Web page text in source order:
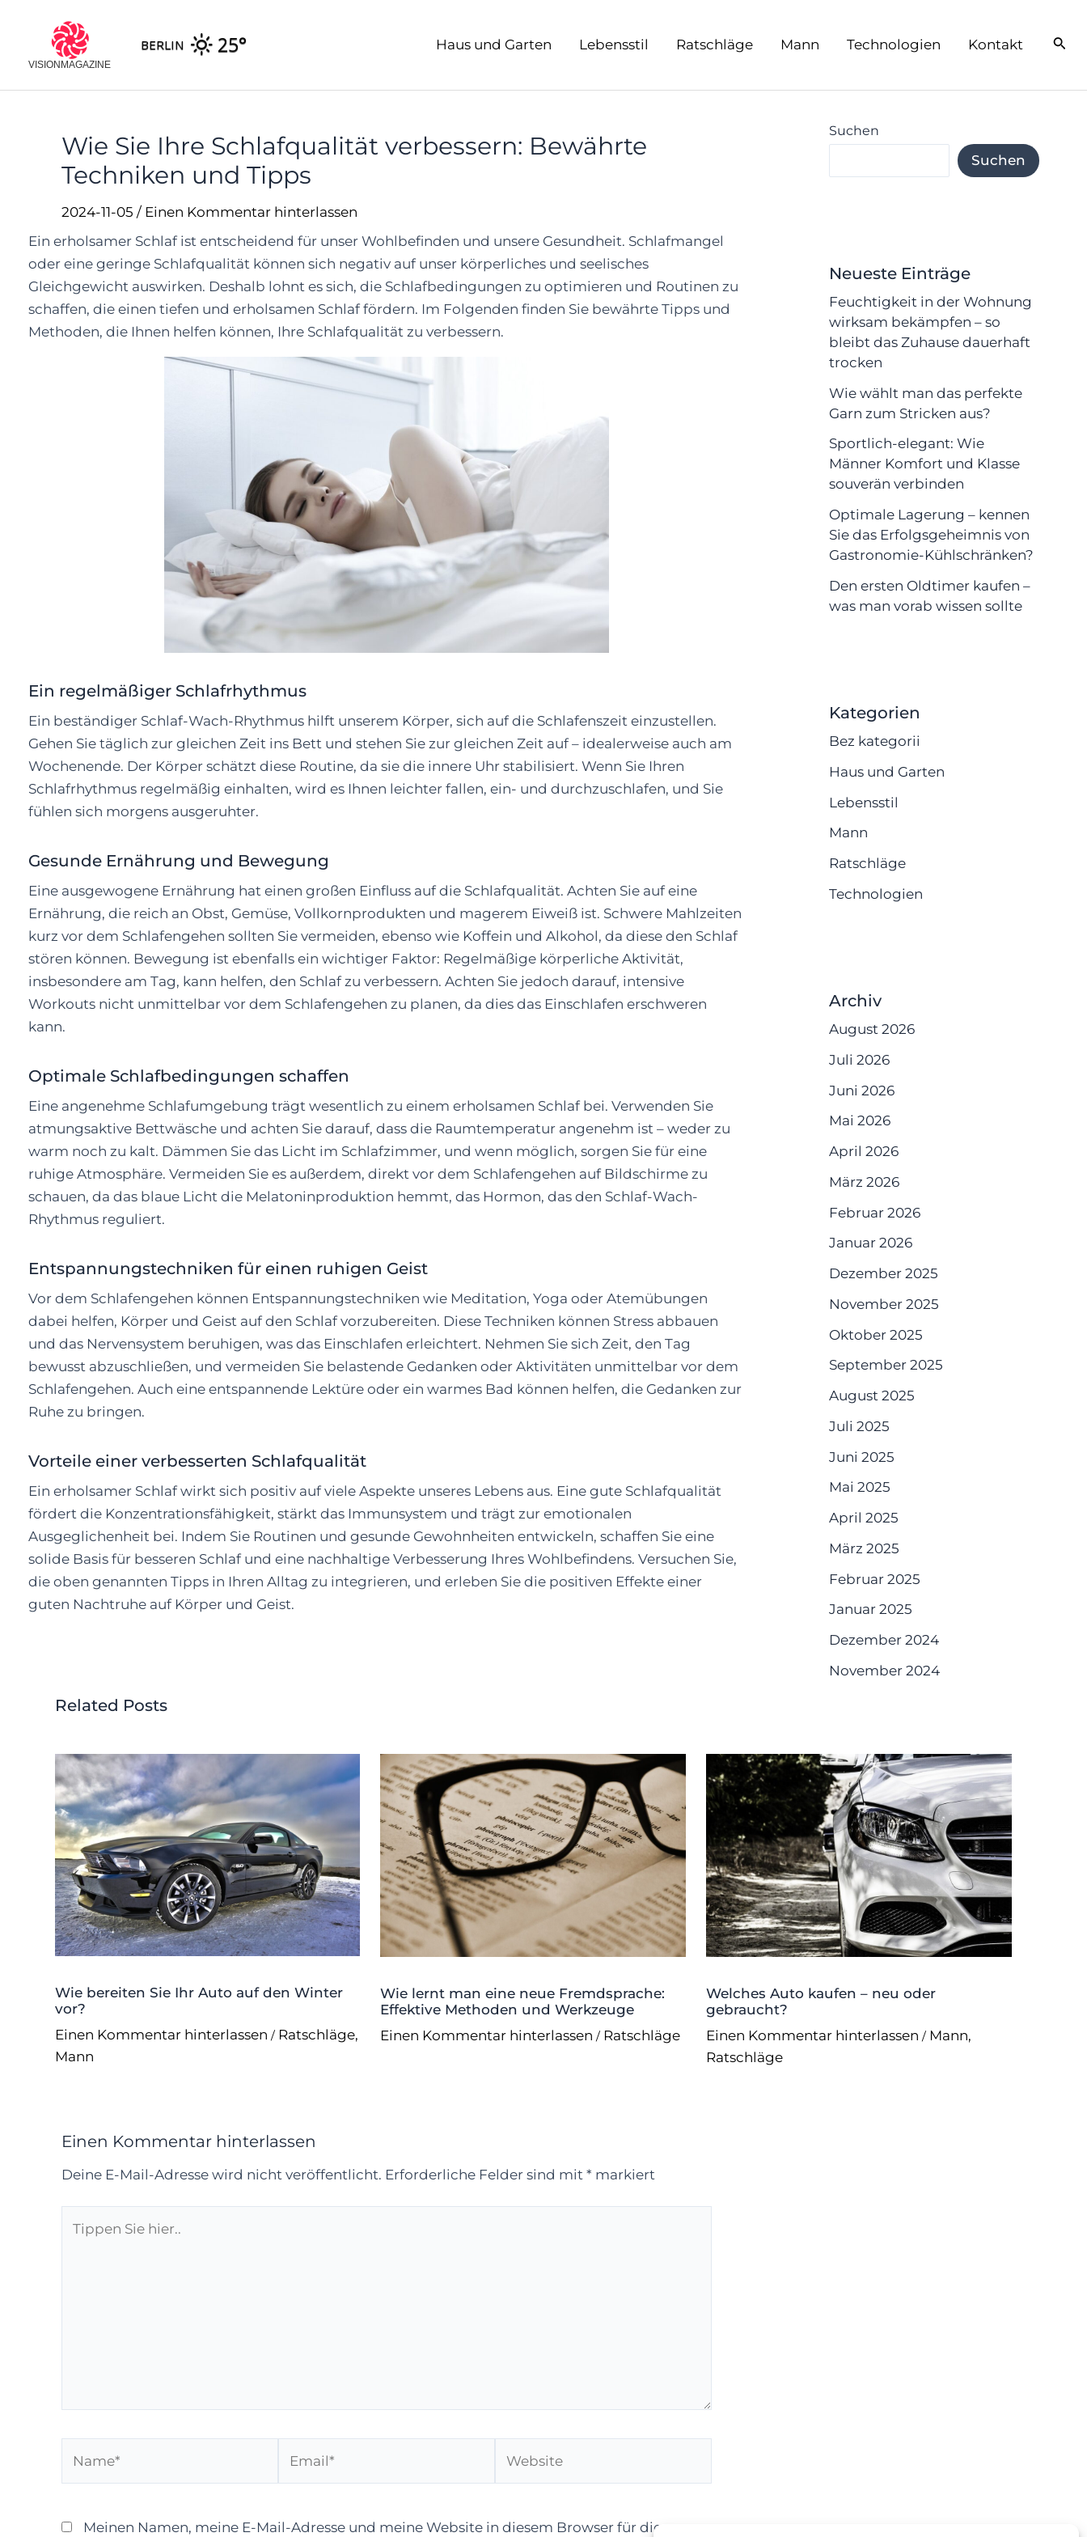
BERLIN 25° Haus und Garten Lebensstil Ratschläge Mann Technologien Kontakt
Wie Sie Ihre Schlafqualität verbessern: Bewährte
Techniken und Tipps
2024-11-05 / Einen Kommentar hinterlassen
Ein erholsamer Schlaf ist entscheidend für unser Wohlbefinden und unsere Gesundheit. Schlafmangel
oder eine geringe Schlafqualität können sich negativ auf unser körperliches und seelisches
Gleichgewicht auswirken. Deshalb lohnt es sich, die Schlafbedingungen zu optimieren und Routinen zu
schaffen, die einen tiefen und erholsamen Schlaf fördern. Im Folgenden finden Sie bewährte Tipps und
Methoden, die Ihnen helfen können, Ihre Schlafqualität zu verbessern.
Ein regelmäßiger Schlafrhythmus
Ein beständiger Schlaf-Wach-Rhythmus hilft unserem Körper, sich auf die Schlafenszeit einzustellen.
Gehen Sie täglich zur gleichen Zeit ins Bett und stehen Sie zur gleichen Zeit auf – idealerweise auch am
Wochenende. Der Körper schätzt diese Routine, da sie die innere Uhr stabilisiert. Wenn Sie Ihren
Schlafrhythmus regelmäßig einhalten, wird es Ihnen leichter fallen, ein- und durchzuschlafen, und Sie
fühlen sich morgens ausgeruhter.
Gesunde Ernährung und Bewegung
Eine ausgewogene Ernährung hat einen großen Einfluss auf die Schlafqualität. Achten Sie auf eine
Ernährung, die reich an Obst, Gemüse, Vollkornprodukten und magerem Eiweiß ist. Schwere Mahlzeiten
kurz vor dem Schlafengehen sollten Sie vermeiden, ebenso wie Koffein und Alkohol, da diese den Schlaf
stören können. Bewegung ist ebenfalls ein wichtiger Faktor: Regelmäßige körperliche Aktivität,
insbesondere am Tag, kann helfen, den Schlaf zu verbessern. Achten Sie jedoch darauf, intensive
Workouts nicht unmittelbar vor dem Schlafengehen zu planen, da dies das Einschlafen erschweren
kann.
Optimale Schlafbedingungen schaffen
Eine angenehme Schlafumgebung trägt wesentlich zu einem erholsamen Schlaf bei. Verwenden Sie
atmungsaktive Bettwäsche und achten Sie darauf, dass die Raumtemperatur angenehm ist – weder zu
warm noch zu kalt. Dämmen Sie das Licht im Schlafzimmer, und wenn möglich, sorgen Sie für eine
ruhige Atmosphäre. Vermeiden Sie es außerdem, direkt vor dem Schlafengehen auf Bildschirme zu
schauen, da das blaue Licht die Melatoninproduktion hemmt, das Hormon, das den Schlaf-Wach-
Rhythmus reguliert.
Entspannungstechniken für einen ruhigen Geist
Vor dem Schlafengehen können Entspannungstechniken wie Meditation, Yoga oder Atemübungen
dabei helfen, Körper und Geist auf den Schlaf vorzubereiten. Diese Techniken können Stress abbauen
und das Nervensystem beruhigen, was das Einschlafen erleichtert. Nehmen Sie sich Zeit, den Tag
bewusst abzuschließen, und vermeiden Sie belastende Gedanken oder Aktivitäten unmittelbar vor dem
Schlafengehen. Auch eine entspannende Lektüre oder ein warmes Bad können helfen, die Gedanken zur
Ruhe zu bringen.
Vorteile einer verbesserten Schlafqualität
Ein erholsamer Schlaf wirkt sich positiv auf viele Aspekte unseres Lebens aus. Eine gute Schlafqualität
fördert die Konzentrationsfähigkeit, stärkt das Immunsystem und trägt zur emotionalen
Ausgeglichenheit bei. Indem Sie Routinen und gesunde Gewohnheiten entwickeln, schaffen Sie eine
solide Basis für besseren Schlaf und eine nachhaltige Verbesserung Ihres Wohlbefindens. Versuchen Sie,
die oben genannten Tipps in Ihren Alltag zu integrieren, und erleben Sie die positiven Effekte einer
guten Nachtruhe auf Körper und Geist.
Related Posts
Wie bereiten Sie Ihr Auto auf den Winter
vor?
Einen Kommentar hinterlassen / Ratschläge,
Mann
Wie lernt man eine neue Fremdsprache:
Effektive Methoden und Werkzeuge
Einen Kommentar hinterlassen / Ratschläge
Welches Auto kaufen – neu oder
gebraucht?
Einen Kommentar hinterlassen / Mann,
Ratschläge
Einen Kommentar hinterlassen
Deine E-Mail-Adresse wird nicht veröffentlicht. Erforderliche Felder sind mit * markiert
Meinen Namen, meine E-Mail-Adresse und meine Website in diesem Browser für die
Suchen
Suchen
Neueste Einträge
Feuchtigkeit in der Wohnung
wirksam bekämpfen – so
bleibt das Zuhause dauerhaft
trocken
Wie wählt man das perfekte
Garn zum Stricken aus?
Sportlich-elegant: Wie
Männer Komfort und Klasse
souverän verbinden
Optimale Lagerung – kennen
Sie das Erfolgsgeheimnis von
Gastronomie-Kühlschränken?
Den ersten Oldtimer kaufen –
was man vorab wissen sollte
Kategorien
Bez kategorii
Haus und Garten
Lebensstil
Mann
Ratschläge
Technologien
Archiv
August 2026
Juli 2026
Juni 2026
Mai 2026
April 2026
März 2026
Februar 2026
Januar 2026
Dezember 2025
November 2025
Oktober 2025
September 2025
August 2025
Juli 2025
Juni 2025
Mai 2025
April 2025
März 2025
Februar 2025
Januar 2025
Dezember 2024
November 2024